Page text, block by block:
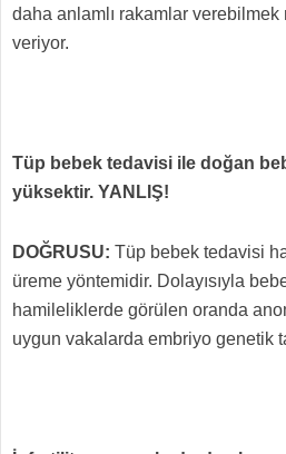
daha anlamlı rakamlar
veriyor.
Tüp bebek tedavisi ile doğan
yüksektir. YANLIŞ!
DOĞRUSU: Tüp bebek tedavisi
üreme yöntemidir. Dolayısıyla
hamileliklerde görülen oranda
uygun vakalarda embriyo genetik